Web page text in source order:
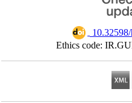
Ethics code: